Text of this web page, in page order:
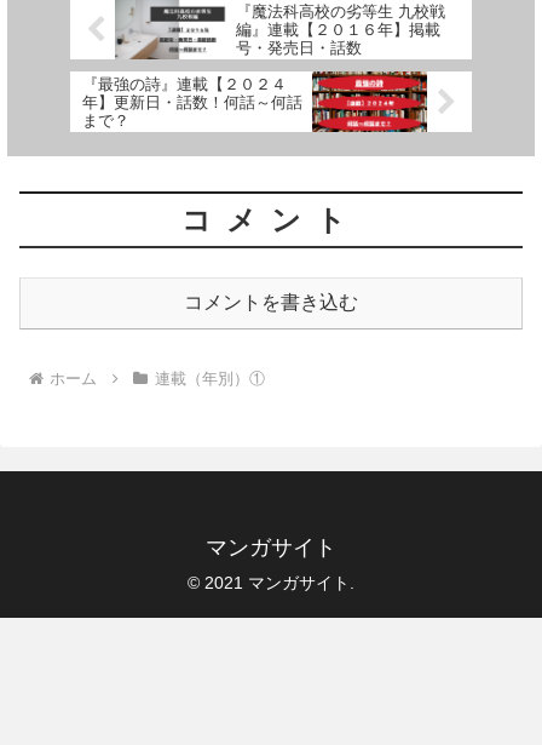
『魔法科高校の劣等生 九校戦
編』連載【２０１６年】掲載
号・発売日・話数
『最強の詩』連載【２０２４
年】更新日・話数！何話～何話
まで？
コメント
コメントを書き込む
ホーム 連載（年別）①
マンガサイト
© 2021 マンガサイト.